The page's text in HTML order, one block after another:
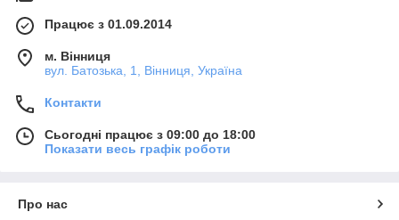
Працює з 01.09.2014
м. Вінниця
вул. Батозька, 1, Вінниця, Україна
Контакти
Сьогодні працює з 09:00 до 18:00
Показати весь графік роботи
Про нас